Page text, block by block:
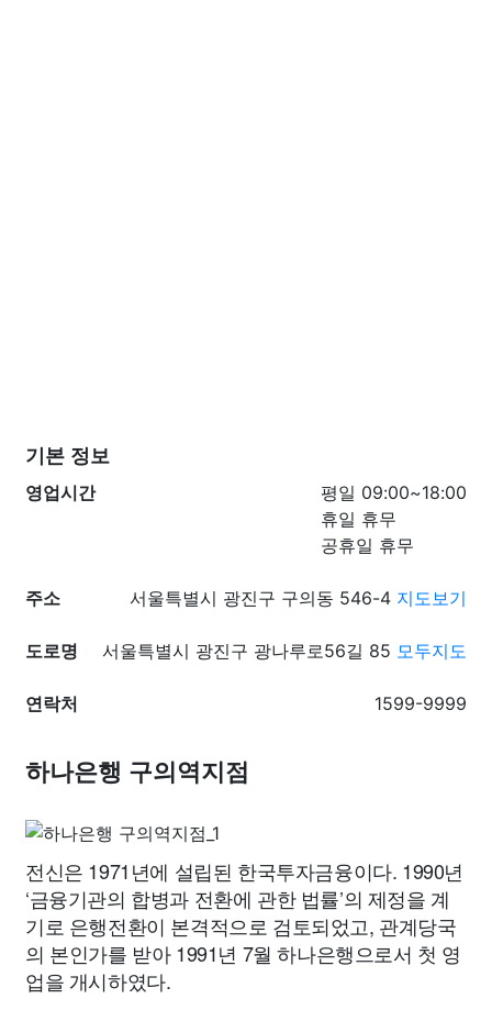
기본 정보
영업시간
평일 09:00~18:00
휴일 휴무
공휴일 휴무
주소 서울특별시 광진구 구의동 546-4 지도보기
도로명 서울특별시 광진구 광나루로56길 85 모두지도
연락처 1599-9999
하나은행 구의역지점
전신은 1971년에 설립된 한국투자금융이다. 1990년
‘금융기관의 합병과 전환에 관한 법률’의 제정을 계
기로 은행전환이 본격적으로 검토되었고, 관계당국
의 본인가를 받아 1991년 7월 하나은행으로서 첫 영
업을 개시하였다.